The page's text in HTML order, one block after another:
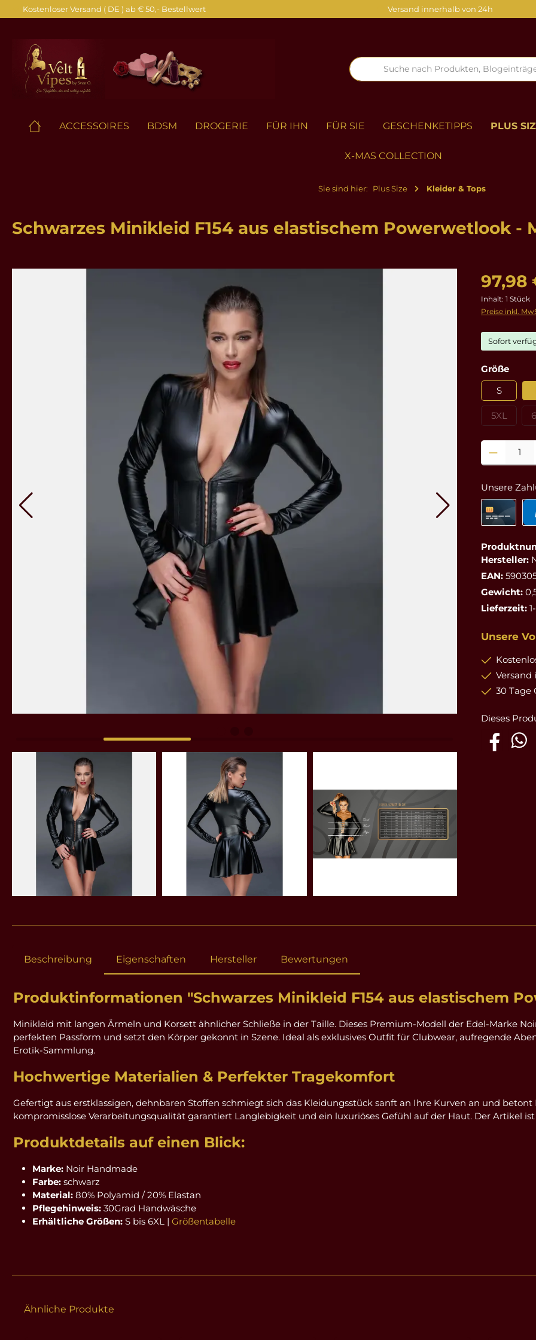
Zur Hauptnavigation springen
Kostenloser Versand ( DE ) ab € 50,- Bestellwert Versand innerhalb von 24h
ACCESSOIRES BDSM DROGERIE FÜR IHN FÜR SIE GESCHENKETIPPS PLUS
X-MAS COLLECTION
Sie sind hier: Plus Size Kleider & Tops
Schwarzes Minikleid F154 aus elastischem Powerwetlook -
97,98
Inhalt: 1 Stück
Preise inkl.
Sofort
Größe
S
5XL(Diese
Produkt
Unsere
Hersteller:
EAN:
Gewicht:
Lieferzeit:
Unsere
Versand
30 Tage
Dieses
Beschreibung Eigenschaften Hersteller Bewertungen
Produktinformationen "Schwarzes Minikleid F154 aus elastischem
Minikleid mit langen Ärmeln und Korsett ähnlicher Schließe in der Taille. Dieses Premium-Modell der Edel-Marke
perfekten Passform und setzt den Körper gekonnt in Szene. Ideal als exklusives Outfit für Clubwear, aufregende
Erotik-Sammlung.
Hochwertige Materialien & Perfekter Tragekomfort
Gefertigt aus erstklassigen, dehnbaren Stoffen schmiegt sich das Kleidungsstück sanft an Ihre Kurven an und
kompromisslose Verarbeitungsqualität garantiert Langlebigkeit und ein luxuriöses Gefühl auf der Haut. Der Artikel
Produktdetails auf einen Blick:
Marke: Noir Handmade
Farbe: schwarz
Material: 80% Polyamid / 20% Elastan
Pflegehinweis: 30Grad Handwäsche
Erhältliche Größen: S bis 6XL | Größentabelle
Ähnliche Produkte